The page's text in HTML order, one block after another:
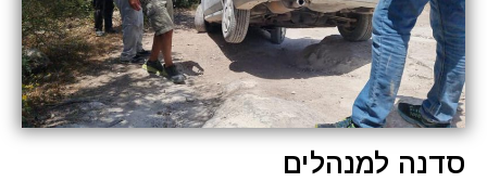
סדנה למנהלים